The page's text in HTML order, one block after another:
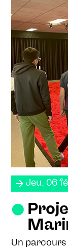
Jeu. 06
Un